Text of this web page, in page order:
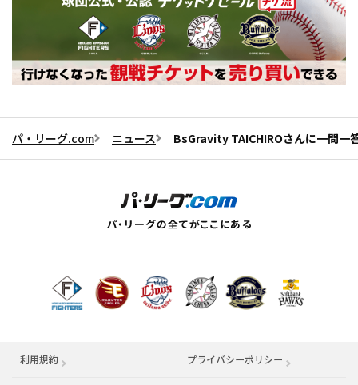
パ・リーグ.com ニュース BsGravity TAICHIROさんに一問一
利用規約 プライバシーポリシー